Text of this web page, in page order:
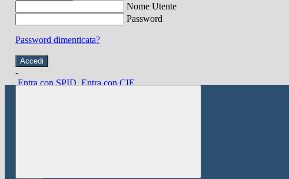
Nome Utente
Password
Password dimenticata?
-
Entra con SPID Entra con CIE
button close ×